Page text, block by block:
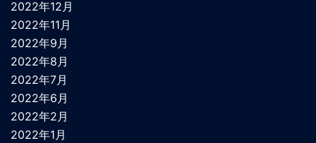
2022年12月
2022年11月
2022年9月
2022年8月
2022年7月
2022年6月
2022年2月
2022年1月